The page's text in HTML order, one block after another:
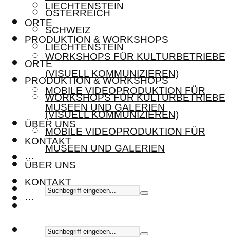
LIECHTENSTEIN
ORTE
PRODUKTION & WORKSHOPS
WORKSHOPS FÜR KULTURBETRIEBE
(VISUELL KOMMUNIZIEREN)
MOBILE VIDEOPRODUKTION FÜR
MUSEEN UND GALERIEN
ÜBER UNS
KONTAKT
···
ÖSTERREICH
SCHWEIZ
LIECHTENSTEIN
ORTE
PRODUKTION & WORKSHOPS
WORKSHOPS FÜR KULTURBETRIEBE
(VISUELL KOMMUNIZIEREN)
MOBILE VIDEOPRODUKTION FÜR
MUSEEN UND GALERIEN
ÜBER UNS
KONTAKT
···